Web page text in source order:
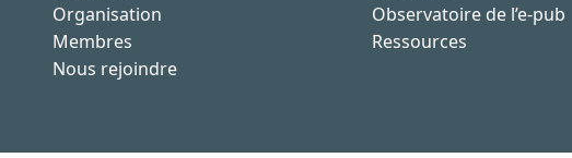
Organisation
Membres
Nous rejoindre
Observatoire de l’e-pub
Ressources